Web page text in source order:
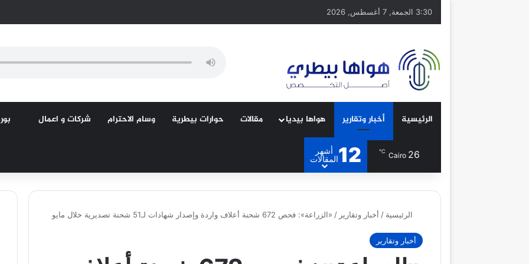
3:30 الجمعة, 7 أغسطس, 2026
الرئيسية أخبار وتقارير هواها بيديا مقالات حوارات بيطرية وسام الاحترام شركات و اعمال
Cairo 26
℃
12
أشهر
المقالات
الرئيسية / أخبار وتقارير / «الزراعة»: فحص 672 شحنة أعلاف واردة وإصدار شهادات لـ51 شحنة تصديرية خلال مايو
أخبار وتقارير